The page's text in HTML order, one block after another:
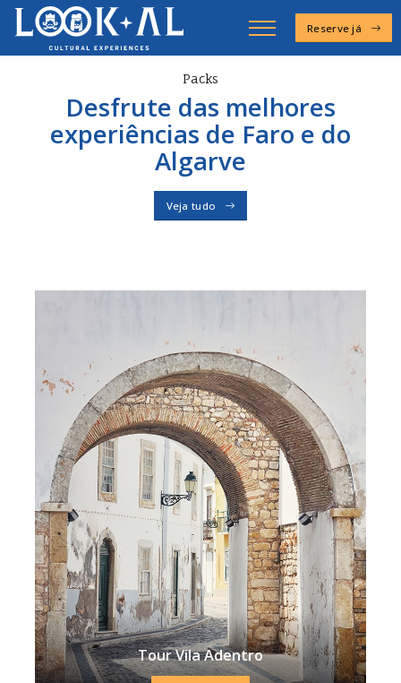
Reserve já
Saia do roteiro,
entre na experiência!
Descubra o verdadeiro espírito de Faro.
Experiências
Packs
Desfrute das melhores
experiências de Faro e do
Algarve
Veja tudo
Tour Vila Adentro